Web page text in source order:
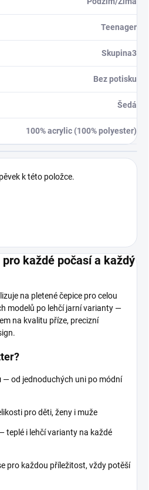
Teenager
Skupina3
Bez potisku
Šedá
100% acrylic (100% polyester)
k této položce.
každé počasí a každý
na pletené čepice pro celou
modelů po lehčí jarní varianty —
na kvalitu příze, precizní
— od jednoduchých uni po módní
pro děti, ženy i muže
teplé i lehčí varianty na každé
pro každou příležitost, vždy potěší